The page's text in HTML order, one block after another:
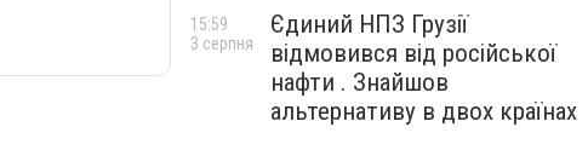
Єдиний НПЗ Грузії
відмовився від російської
нафти . Знайшов
альтернативу в двох країнах
15:59
3 серпня